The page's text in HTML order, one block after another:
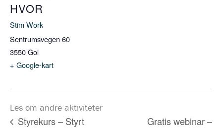
HVOR
Stim Work
Sentrumsvegen 60
3550Gol
+ Google-kart
Les om andre aktiviteter
Styrekurs – Styrt
Gratis webinar –